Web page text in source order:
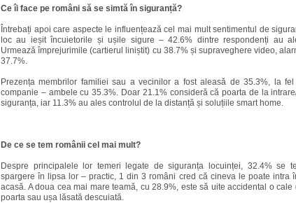
Ce îi face pe români să se simtă în siguranță?
Întrebați apoi care aspecte le influențează cel mai mult sentimentul de
loc au ieșit încuietorile și ușile sigure – 42.6% dintre respondenți au
Urmează împrejurimile (cartierul liniștit) cu 38.7% și supraveghere video,
37.7%.
Prezența membrilor familiei sau a vecinilor a fost aleasă de 35.3%, la
companie – ambele cu 35.3%. Doar 21.1% consideră că poarta de la
siguranța, iar 11.3% au ales controlul de la distanță și soluțiile smart home.
De ce se tem românii cel mai mult?
Despre principalele lor temeri legate de siguranța locuinței, 32.4% se
spargere în lipsa lor – practic, 1 din 3 români cred că cineva le poate intra
acasă. A doua cea mai mare teamă, cu 28.9%, este să uite accidental o
poarta sau ușa lăsată descuiată.